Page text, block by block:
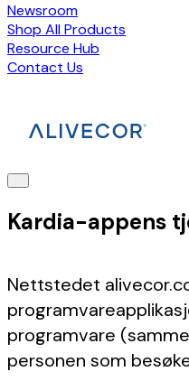
Newsroom
Shop All Products
Resource Hub
Contact Us
Kardia-appens
Nettstedet
programvare
personen som